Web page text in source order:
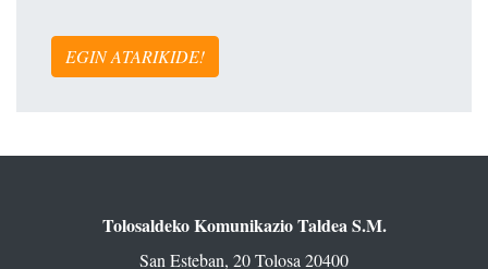
EGIN ATARIKIDE!
Tolosaldeko Komunikazio Taldea S.M.
San Esteban, 20 Tolosa 20400